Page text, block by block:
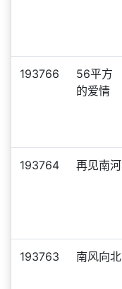
193766
56平方
的爱情
193764 再见南河
193763 南风向北